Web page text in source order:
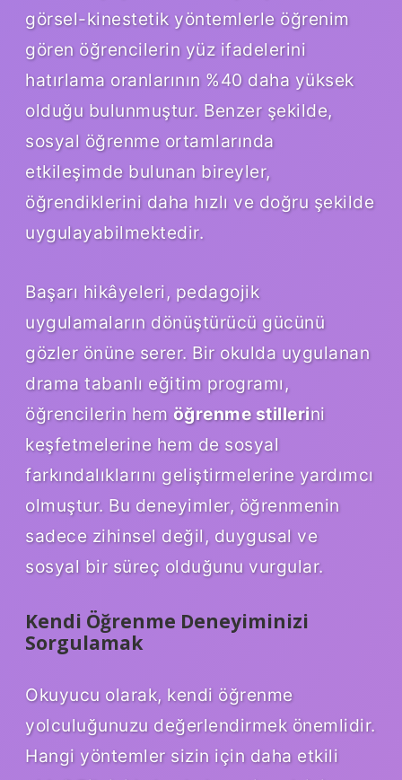
görsel-kinestetik yöntemlerle öğrenim
gören öğrencilerin yüz ifadelerini
hatırlama oranlarının %40 daha yüksek
olduğu bulunmuştur. Benzer şekilde,
sosyal öğrenme ortamlarında
etkileşimde bulunan bireyler,
öğrendiklerini daha hızlı ve doğru şekilde
uygulayabilmektedir.
Başarı hikâyeleri, pedagojik
uygulamaların dönüştürücü gücünü
gözler önüne serer. Bir okulda uygulanan
drama tabanlı eğitim programı,
öğrencilerin hem öğrenme stillerini
keşfetmelerine hem de sosyal
farkındalıklarını geliştirmelerine yardımcı
olmuştur. Bu deneyimler, öğrenmenin
sadece zihinsel değil, duygusal ve
sosyal bir süreç olduğunu vurgular.
Kendi Öğrenme Deneyiminizi
Sorgulamak
Okuyucu olarak, kendi öğrenme
yolculuğunuzu değerlendirmek önemlidir.
Hangi yöntemler sizin için daha etkili